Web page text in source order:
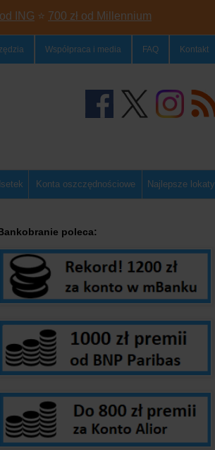
ING ⭐ 700 zł od Millennium
Współpraca i media FAQ Kontakt
Konta oszczędnościowe Najlepsze lokaty
poleca: